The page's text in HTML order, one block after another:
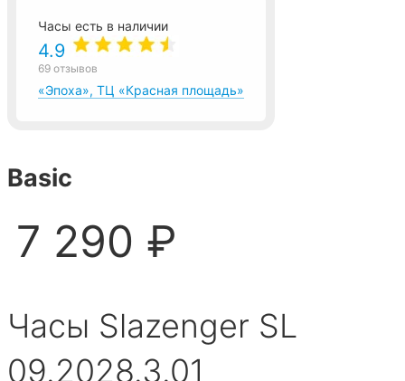
Часы есть в наличии
4.9
69 отзывов
«Эпоха», ТЦ «Красная площадь»
Basic
7 290 ₽
Часы Slazenger SL
09.2028.3.01